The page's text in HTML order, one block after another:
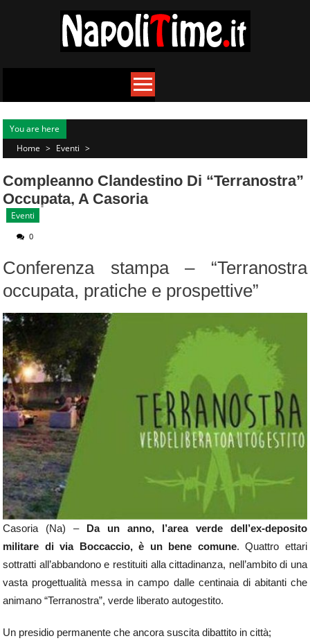
You are here
Home > Eventi >
Compleanno Clandestino Di “Terranostra”
Occupata, A Casoria
Eventi
0
Conferenza stampa – “Terranostra
occupata, pratiche e prospettive”
Casoria (Na) – Da un anno, l’area verde dell’ex-deposito
militare di via Boccaccio, è un bene comune. Quattro ettari
sottratti all’abbandono e restituiti alla cittadinanza, nell’ambito di una
vasta progettualità messa in campo dalle centinaia di abitanti che
animano “Terranostra”, verde liberato autogestito.
Un presidio permanente che ancora suscita dibattito in città;